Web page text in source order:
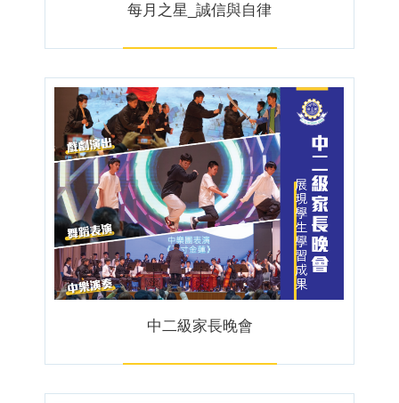
每月之星_誠信與自律
中二級家長晚會